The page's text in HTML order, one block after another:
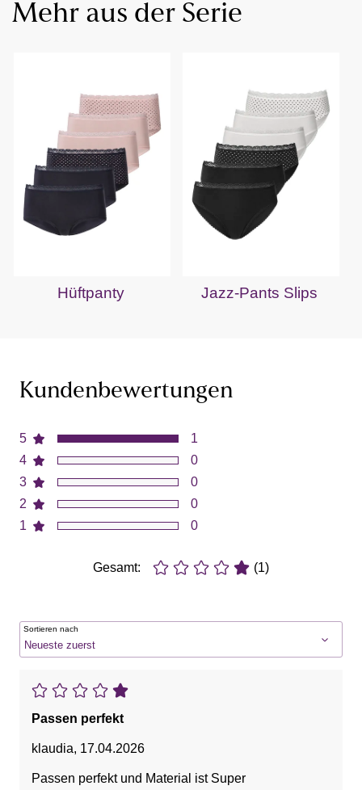
Mehr aus der Serie
Hüftpanty Jazz-Pants Slips
Kundenbewertungen
5
4
3
2
1
1
0
0
0
0
Gesamt: (1)
Sortieren nach
Passen perfekt
klaudia, 17.04.2026
Passen perfekt und Material ist Super